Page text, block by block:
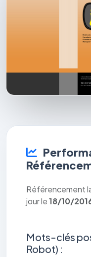
Référencement
jour le18/10/
Mots-clés
Robot) :